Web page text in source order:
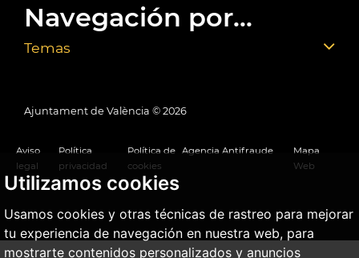
Utilizamos cookies
Usamos cookies y otras técnicas de rastreo para mejorar
tu experiencia de navegación en nuestra web, para
mostrarte contenidos personalizados y anuncios
Navegación por...
Temas
Ajuntament de València © 2026
Aviso
legal
Política
privacidad
Política de
cookies
Agencia Antifraude
Mapa
Web